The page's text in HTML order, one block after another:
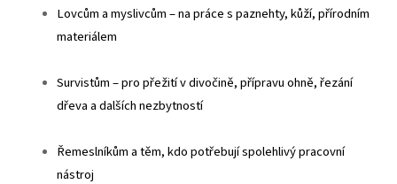
Lovcům a myslivcům – na práce s paznehty, kůží, přírodním
materiálem
Survistům – pro přežití v divočině, přípravu ohně, řezání
dřeva a dalších nezbytností
Řemeslníkům a těm, kdo potřebují spolehlivý pracovní
nástroj